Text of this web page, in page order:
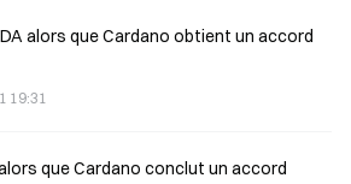
alors que Cardano obtient un accord
19:31
que Cardano conclut un accord